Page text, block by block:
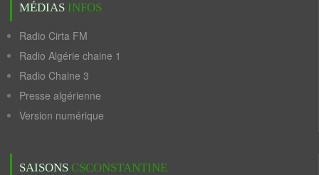
MÉDIAS INFOS
Radio Cirta FM
Radio Algérie chaine 1
Radio Chaine 3
Presse algérienne
Version numérique
SAISONS CSCONSTANTINE